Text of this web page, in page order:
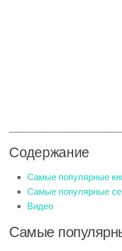
Содержание
Самые популярные
Самые популярные
Видео
Самые